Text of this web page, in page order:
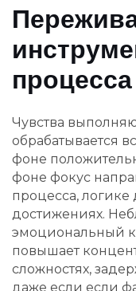
процесса
Чувства
обрабатывается
фоне
фоне фокус
процесса,
достижениях.
эмоциональный
повышает
сложностях,
даже если если